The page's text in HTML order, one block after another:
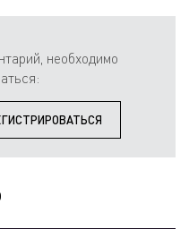
необходимо